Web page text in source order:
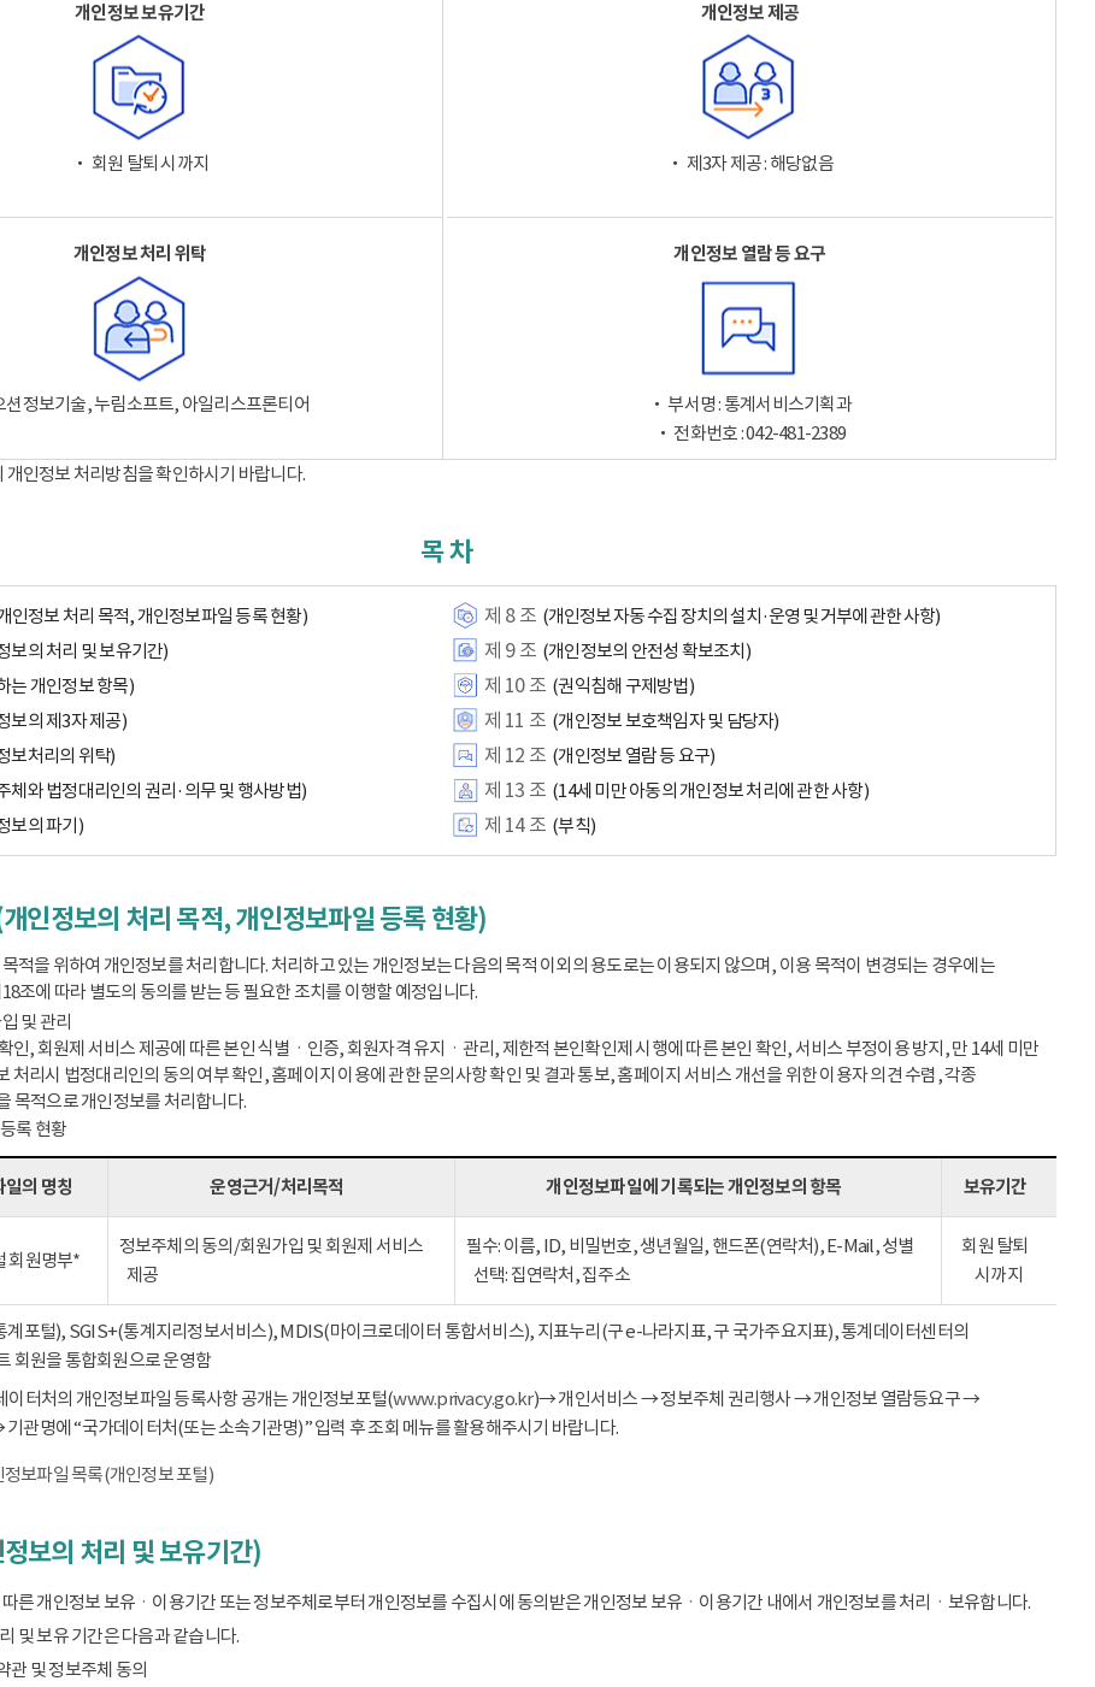
개인정보 보유기간
‧ 회원 탈퇴 시까지
개인정보 제공
‧ 제3자 제공 : 해당없음
개인정보 처리 위탁
션정보기술, 누림소프트, 아일리스프론티어
개인정보 열람 등 요구
‧ 부서명 : 통계서비스기획과
‧ 전화번호 : 042-481-2389
인정보 처리방침을 확인하시기 바랍니다.
목 차
인정보 처리 목적, 개인정보파일 등록 현황)
보의 처리 및 보유기간)
는 개인정보 항목)
보의 제3자 제공)
보처리의 위탁)
체와 법정대리인의 권리·의무 및 행사방법)
보의 파기)
제 8 조 (개인정보 자동 수집 장치의 설치·운영 및 거부에 관한 사항)
제 9 조 (개인정보의 안전성 확보조치)
제 10 조 (권익침해 구제방법)
제 11 조 (개인정보 보호책임자 및 담당자)
제 12 조 (개인정보 열람 등 요구)
제 13 조 (14세 미만 아동의 개인정보 처리에 관한 사항)
제 14 조 (부칙)
인정보의 처리 목적, 개인정보파일 등록 현황)
적을 위하여 개인정보를 처리합니다. 처리하고 있는 개인정보는 다음의 목적 이외의 용도로는 이용되지 않으며, 이용 목적이 변경되는 경우에는
조에 따라 별도의 동의를 받는 등 필요한 조치를 이행할 예정입니다.
및 관리
인, 회원제 서비스 제공에 따른 본인 식별ㆍ인증, 회원자격 유지ㆍ관리, 제한적 본인확인제 시행에 따른 본인 확인, 서비스 부정이용 방지, 만 14세 미만
처리시 법정대리인의 동의 여부 확인, 홈페이지 이용에 관한 문의사항 확인 및 결과 통보, 홈페이지 서비스 개선을 위한 이용자 의견 수렴, 각종
목적으로 개인정보를 처리합니다.
록 현황
의 명칭 운영근거/처리목적 개인정보파일에 기록되는 개인정보의 항목 보유기간
회원명부*
정보주체의 동의/회원가입 및 회원제 서비스
제공
필수: 이름, ID, 비밀번호, 생년월일, 핸드폰(연락처), E-Mail, 성별
선택: 집연락처, 집주소
회원 탈퇴
시까지
계포털), SGIS+(통계지리정보서비스), MDIS(마이크로데이터 통합서비스), 지표누리(구 e-나라지표, 구 국가주요지표), 통계데이터센터의
회원을 통합회원으로 운영함
이터처의 개인정보파일 등록사항 공개는 개인정보포털(www.privacy.go.kr)→ 개인서비스 → 정보주체 권리행사 → 개인정보 열람등요구 →
관명에 “국가데이터처(또는 소속기관명)” 입력 후 조회 메뉴를 활용해주시기 바랍니다.
보파일 목록(개인정보 포털)
보의 처리 및 보유기간)
른 개인정보 보유ㆍ이용기간 또는 정보주체로부터 개인정보를 수집시에 동의받은 개인정보 보유ㆍ이용기간 내에서 개인정보를 처리ㆍ보유합니다.
및 보유 기간은 다음과 같습니다.
관 및 정보주체 동의